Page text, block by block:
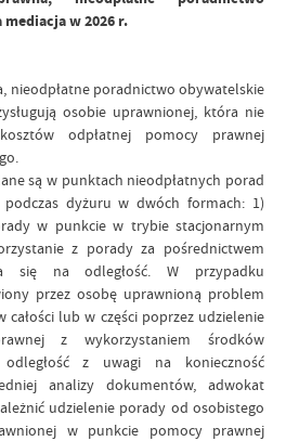
w 2026 r.
nieodpłatne poradnictwo obywatelskie
osobie uprawnionej, która nie
odpłatnej pomocy prawnej
są w punktach nieodpłatnych porad
dyżuru w dwóch formach: 1)
w punkcie w trybie stacjonarnym
z porady za pośrednictwem
się na odległość. W przypadku
przez osobę uprawnioną problem
lub w części poprzez udzielenie
z wykorzystaniem środków
z uwagi na konieczność
analizy dokumentów, adwokat
udzielenie porady od osobistego
w punkcie pomocy prawnej